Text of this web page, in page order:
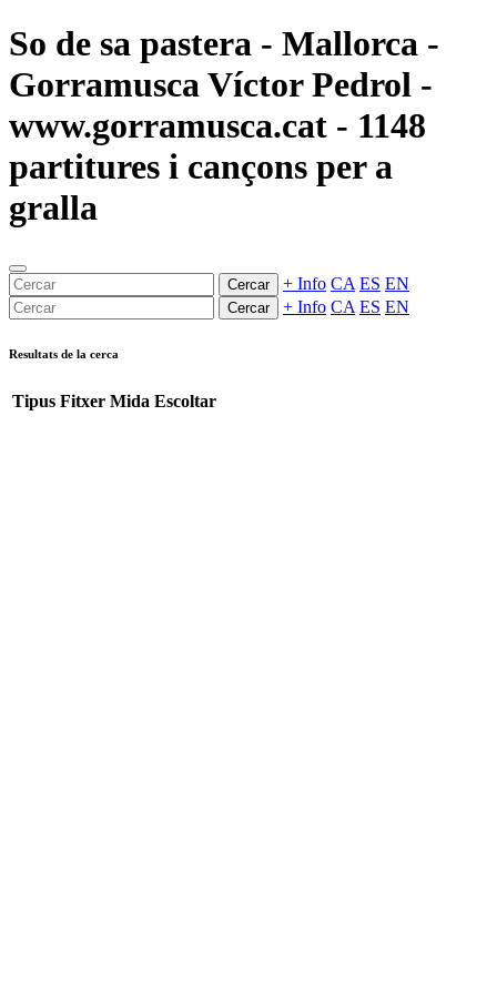
So de sa pastera - Mallorca -
Gorramusca Víctor Pedrol -
www.gorramusca.cat - 1148
partitures i cançons per a
gralla
Cercar + Info CA ES EN
Cercar + Info CA ES EN
Resultats de la cerca
Tipus Fitxer Mida Escoltar